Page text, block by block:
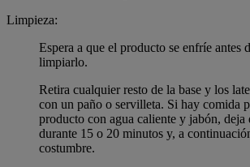
Limpieza:
Espera a que el producto se enfríe antes
limpiarlo.
Retira cualquier resto de la base y los
con un paño o servilleta. Si hay comida
producto con agua caliente y jabón, deja
durante 15 o 20 minutos y, a
costumbre.